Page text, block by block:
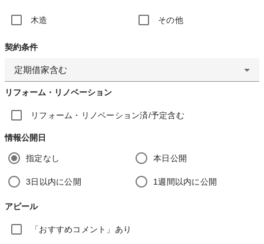
木造 その他
契約条件
定期借家含む
リフォーム・リノベーション
リフォーム・リノベーション済/予定含む
情報公開日
指定なし 本日公開
3日以内に公開 1週間以内に公開
アピール
「おすすめコメント」あり